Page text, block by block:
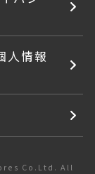
人情報
Co.Ltd. All